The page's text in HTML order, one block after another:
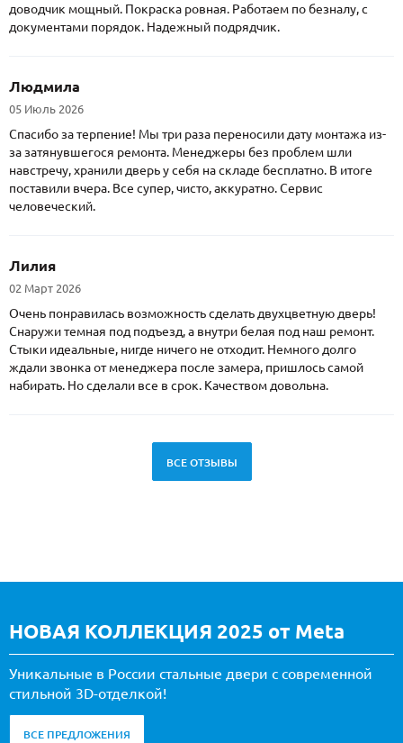
доводчик мощный. Покраска ровная. Работаем по безналу, с
документами порядок. Надежный подрядчик.
Людмила
05 Июль 2026
Спасибо за терпение! Мы три раза переносили дату монтажа из-
за затянувшегося ремонта. Менеджеры без проблем шли
навстречу, хранили дверь у себя на складе бесплатно. В итоге
поставили вчера. Все супер, чисто, аккуратно. Сервис
человеческий.
Лилия
02 Март 2026
Очень понравилась возможность сделать двухцветную дверь!
Снаружи темная под подъезд, а внутри белая под наш ремонт.
Стыки идеальные, нигде ничего не отходит. Немного долго
ждали звонка от менеджера после замера, пришлось самой
набирать. Но сделали все в срок. Качеством довольна.
ВСЕ ОТЗЫВЫ
НОВАЯ КОЛЛЕКЦИЯ 2025 от Meta
Уникальные в России стальные двери с современной
стильной 3D-отделкой!
ВСЕ ПРЕДЛОЖЕНИЯ